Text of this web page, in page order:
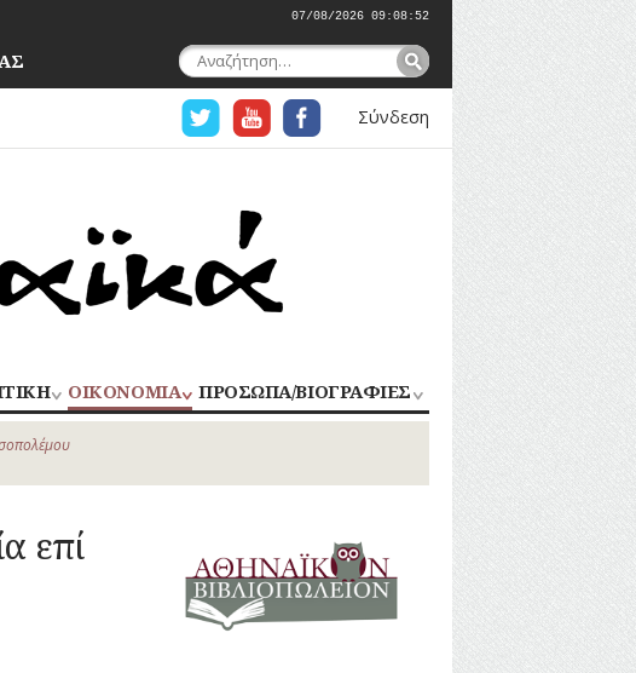
07/08/2026 09:08:53
Αναζήτηση
για:
Σύνδεση
ΟΙΚΟΝΟΜΙΑ
ΒΙΟΜΗΧΑΝΙΑ
–
ΕΠΙΓΡΑΦΕΣ
ΚΑΤΑΣΤΗΜΑΤΑ
ΠΡΟΣΩΠΑ/ΒΙΟΓΡΑΦΙΕΣ
ΑΓΩΝΙΣΤΕΣ
ΑΡΧΙΤΕΚΤΟΝΕΣ
ΕΚΚΛΗΣΙΑΣΤΙΚΟΙ
ΑΝΔΡΕΣ
ΕΛΛΗΝΙΚΕΣ
ΠΡΟΣΩΠΙΚΟΤΗΤΕΣ
ΕΠΙΧΕΙΡΗΜΑΤΙΕΣ
επί